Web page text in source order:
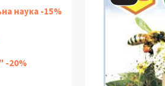
наука -15%
-20%